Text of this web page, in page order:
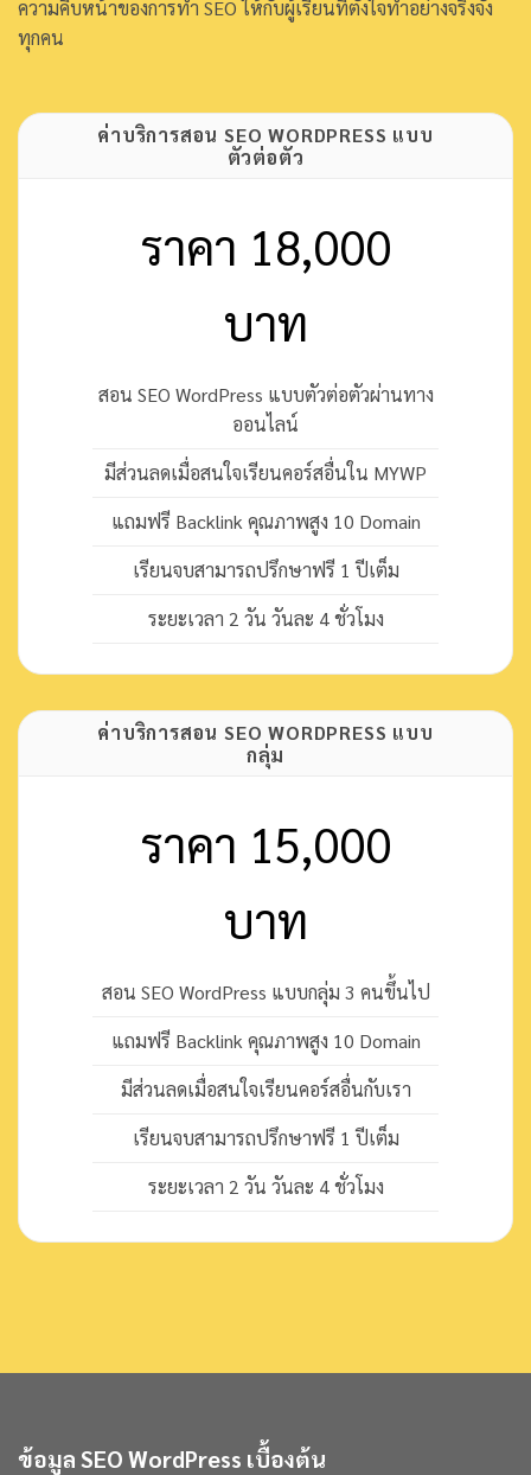
ความคืบหน้าของการทำ SEO ให้กับผู้เรียนที่ตั้งใจทำอย่างจริงจัง
ทุกคน
ค่าบริการสอน SEO WORDPRESS แบบ
ตัวต่อตัว
ราคา 18,000
บาท
สอน SEO WordPress แบบตัวต่อตัวผ่านทาง
ออนไลน์
มีส่วนลดเมื่อสนใจเรียนคอร์สอื่นใน MYWP
แถมฟรี Backlink คุณภาพสูง 10 Domain
เรียนจบสามารถปรึกษาฟรี 1 ปีเต็ม
ระยะเวลา 2 วัน วันละ 4 ชั่วโมง
ค่าบริการสอน SEO WORDPRESS แบบ
กลุ่ม
ราคา 15,000
บาท
สอน SEO WordPress แบบกลุ่ม 3 คนขึ้นไป
แถมฟรี Backlink คุณภาพสูง 10 Domain
มีส่วนลดเมื่อสนใจเรียนคอร์สอื่นกับเรา
เรียนจบสามารถปรึกษาฟรี 1 ปีเต็ม
ระยะเวลา 2 วัน วันละ 4 ชั่วโมง
ข้อมูล SEO WordPress เบื้องต้น